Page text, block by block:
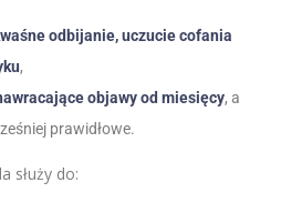
odbijanie, uczucie cofania
,
objawy od miesięcy, a
prawidłowe.
służy do: